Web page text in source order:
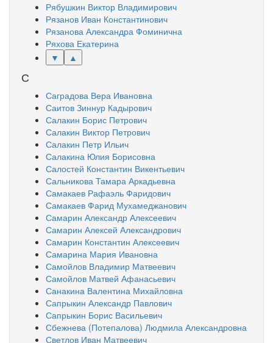
Рябушкин Виктор Владимирович
Рязанов Иван Константинович
Рязанова Александра Фоминична
Ряхова Екатерина
▼
▲
С
Саградова Вера Ивановна
Саитов Зиннур Кадырович
Салакин Борис Петрович
Салакин Виктор Петрович
Салакин Петр Ильич
Салакина Юлия Борисовна
Салостей Константин Викентьевич
Сальникова Тамара Аркадьевна
Самакаев Рафаэль Фаридович
Самакаев Фарид Мухамеджанович
Самарин Александр Алексеевич
Самарин Алексей Александрович
Самарин Константин Алексеевич
Самарина Мария Ивановна
Самойлов Владимир Матвеевич
Самойлов Матвей Афанасьевич
Санакина Валентина Михайловна
Сапрыкин Александр Павлович
Сапрыкин Борис Васильевич
Сбежнева (Потепалова) Людмила Александровна
Светлов Иван Матвеевич